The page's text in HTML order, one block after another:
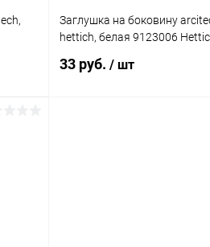
Заглушка на боковину
hettich, белая 9123006
33 руб. / шт